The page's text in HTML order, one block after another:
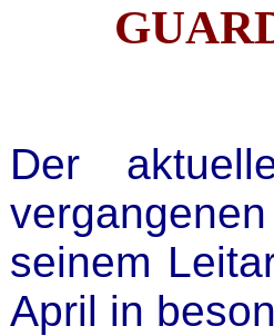
Der
seinem
April in